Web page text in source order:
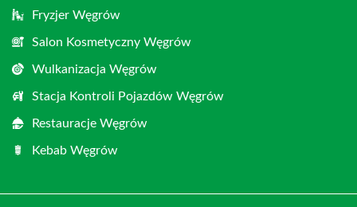
Fryzjer Węgrów
Salon Kosmetyczny Węgrów
Wulkanizacja Węgrów
Stacja Kontroli Pojazdów Węgrów
Restauracje Węgrów
Kebab Węgrów